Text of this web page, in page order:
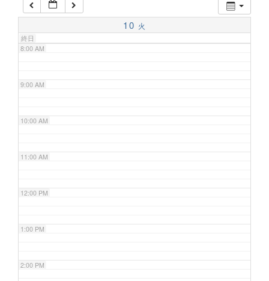
10 火
終日
7:00 AM
8:00 AM
9:00 AM
10:00 AM
11:00 AM
12:00 PM
1:00 PM
2:00 PM